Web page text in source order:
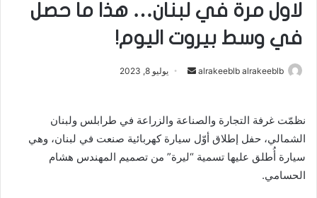
لاول مرة في لبنان… هذا ما حصل
في وسط بيروت اليوم!
alrakeeblb alrakeeblb
ل
ب
ر
يوليو 8, 2023
نظمّت غرفة التجارة والصناعة والزراعة في طرابلس ولبنان
الشمالي، حفل إطلاق أوّل سيارة كهربائية صنعت في لبنان، وهي
سيارة أُطلق عليها تسمية “ليرة” من تصميم المهندس هشام
الحسامي.